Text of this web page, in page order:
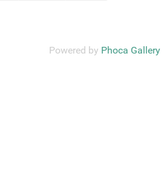
Powered by Phoca Gallery